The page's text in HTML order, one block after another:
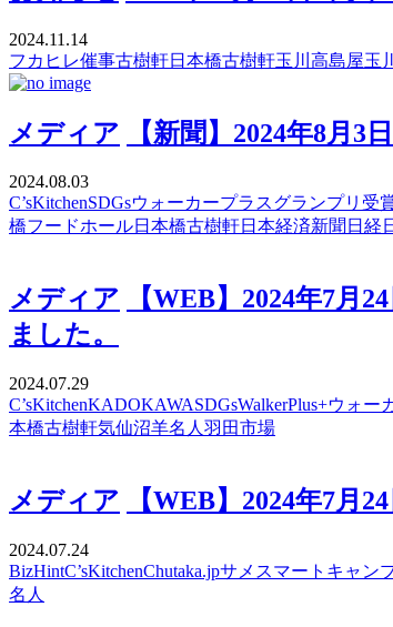
2024.11.14
フカヒレ催事古樹軒日本橋古樹軒玉川高島屋玉
メディア 【新聞】2024年8月
2024.08.03
C’sKitchenSDGsウォーカープラスグランプリ受
橋フードホール日本橋古樹軒日本経済新聞 日経
メディア
【WEB】2024年7月
ました。
2024.07.29
C’sKitchenKADOKAWASDGsWalkerPlus+ウォー
本橋古樹軒気仙沼羊名人 羽田市場
メディア 【WEB】2024年7月
2024.07.24
BizHintC’sKitchenChutaka.jpサメ スマートキャン
名人